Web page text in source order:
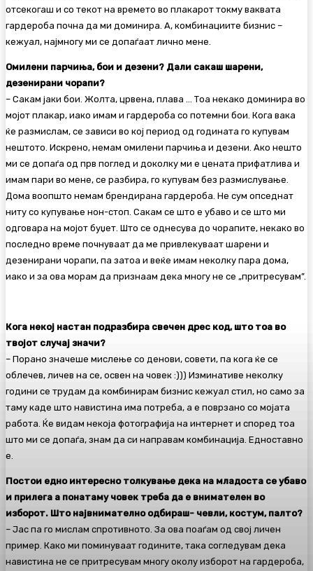
отсекогаш и со текот на времето во плакарот токму ваквата
гардероба почна да ми доминира. А, комбинациите бизнис –
кежуал, најмногу ми се допаѓаат лично мене.
Омилени парчиња, бои и дезени? Дали сакаш шарени,
дезенирани чорапи?
– Сакам јаки бои. Жолта, црвена, плава … Тоа некако доминира во
мојот плакар, иако имам и гардероба со потемни бои. Кога вака
ќе размислам, се зависи во кој период од годината го купувам
нештото. Искрено, немам омилени парчиња и дезени. Ако нешто
ми се допаѓа од прв поглед и доколку ми е цената прифатлива и
имам пари во мене, се разбира, го купувам без размислување.
Дома воопшто немам брендирана гардероба. Не сум опседнат
ниту со купување нон-стоп. Сакам се што е убаво и се што ми
одговара на мојот буџет. Што се однесува до чорапите, некако во
последно време почнуваат да ме привлекуваат шарени и
дезенирани чорапи, па затоа и веќе имам неколку пара дома,
иако и за ова морам да признаам дека многу не се „притресувам”.
Кога некој настан подразбира свечен дрес код, што тоа во
твојот случај значи?
– Порано значеше мислење со денови, совети, па кога ќе се
облечев, личев на се, освен на човек :))) Изминативе неколку
години се трудам да комбинирам бизнис кежуал стил, но само за
таму каде што навистина има потреба, а е поврзано со мојата
работа. Ќе видам некоја фотографија на интернет и според тоа
што ми се допаѓа, знам да си направам комбинација. Едноставно
е.
Постои едно интересно толкување дека на младоста се убаво
и прилега а понатаму човек треба да е внимателен во
изборот. Што највнимателно одбираш- чевли, костум, палто?
– Јас па го мислам спротивното. За ова поаѓам од свој личен
пример. Како ми поминуваат годините, така согледувам дека
навистина не се притресувам многу околу изборот на гардероба,